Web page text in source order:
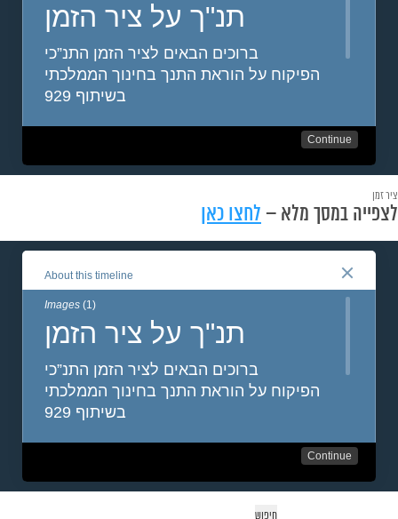
ציר זמן
לצפייה במסך מלא – לחצו כאן